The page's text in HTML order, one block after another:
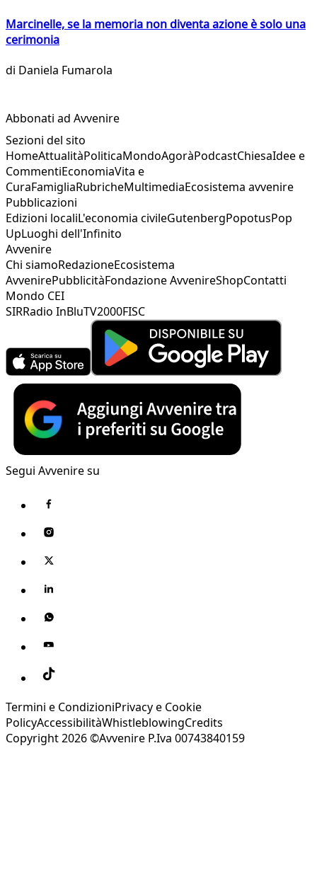
Marcinelle, se la memoria non diventa azione è solo una
cerimonia
di Daniela Fumarola
Abbonati ad Avvenire
Sezioni del sito
HomeAttualitàPoliticaMondoAgoràPodcastChiesaIdee e
CommentiEconomiaVita e
CuraFamigliaRubricheMultimediaEcosistema avvenire
Pubblicazioni
Edizioni localiL'economia civileGutenbergPopotusPop
UpLuoghi dell'Infinito
Avvenire
Chi siamoRedazioneEcosistema
AvvenirePubblicitàFondazione AvvenireShopContatti
Mondo CEI
SIRRadio InBluTV2000FISC
Segui Avvenire su
Termini e CondizioniPrivacy e Cookie
PolicyAccessibilitàWhistleblowingCredits
Copyright 2026 ©Avvenire P.Iva 00743840159